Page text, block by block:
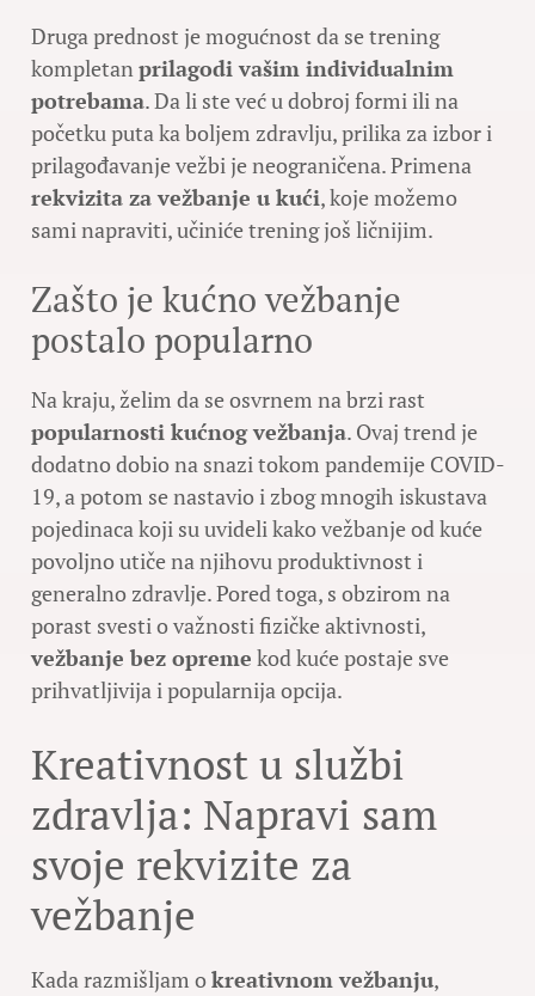
Druga prednost je mogućnost da se trening
kompletanprilagodi vašim individualnim
potrebama. Da li ste već u dobroj formi ili na
početku puta ka boljem zdravlju, prilika za izbor i
prilagođavanje vežbi je neograničena. Primena
rekvizita za vežbanje u kući, koje možemo
sami napraviti, učiniće trening još ličnijim.
Zašto je kućno vežbanje
postalo popularno
Na kraju, želim da se osvrnem na brzi rast
popularnosti kućnog vežbanja. Ovaj trend je
dodatno dobio na snazi tokom pandemije COVID-
19, a potom se nastavio i zbog mnogih iskustava
pojedinaca koji su uvideli kako vežbanje od kuće
povoljno utiče na njihovu produktivnost i
generalno zdravlje. Pored toga, s obzirom na
porast svesti o važnosti fizičke aktivnosti,
vežbanje bez opreme kod kuće postaje sve
prihvatljivija i popularnija opcija.
Kreativnost u službi
zdravlja: Napravi sam
svoje rekvizite za
vežbanje
Kada razmišljam okreativnom vežbanju,